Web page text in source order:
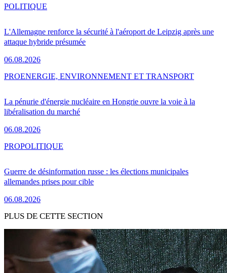
L'Allemagne renforce la sécurité à l'aéroport de Leipzig après une
attaque hybride présumée
06.08.2026
POLITIQUE
La pénurie d'énergie nucléaire en Hongrie ouvre la voie à la
libéralisation du marché
06.08.2026
PROENERGIE, ENVIRONNEMENT ET TRANSPORT
Guerre de désinformation russe : les élections municipales
allemandes prises pour cible
06.08.2026
PROPOLITIQUE
PLUS DE CETTE SECTION